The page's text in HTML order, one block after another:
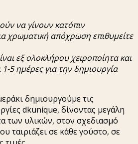
να γίνουν κατόπιν
χρωματική απόχρωση επιθυμείτε
εξ ολοκλήρου χειροποίητα και
5 ημέρες για την δημιουργία
δημιουργούμε τις
dkunique, δίνοντας μεγάλη
των υλικών, στον σχεδιασμό
ταιριάζει σε κάθε γούστο, σε